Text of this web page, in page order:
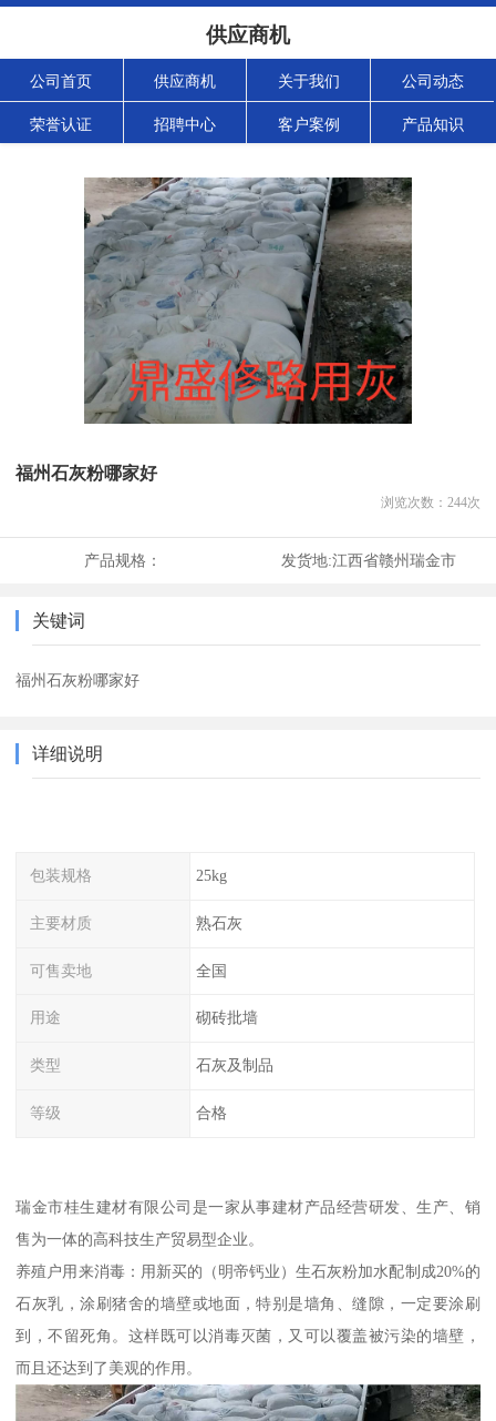
供应商机
公司首页 供应商机 关于我们 公司动态
荣誉认证 招聘中心 客户案例 产品知识
福州石灰粉哪家好
浏览次数： 244次
产品规格： 发货地:江西省赣州瑞金市
关键词
福州石灰粉哪家好
详细说明
包装规格 25kg
主要材质 熟石灰
可售卖地 全国
用途 砌砖批墙
类型 石灰及制品
等级 合格
瑞金市桂生建材有限公司是一家从事建材产品经营研发、生产、销
售为一体的高科技生产贸易型企业。
养殖户用来消毒：用新买的（明帝钙业）生石灰粉加水配制成20%的
石灰乳，涂刷猪舍的墙壁或地面，特别是墙角、缝隙，一定要涂刷
到，不留死角。这样既可以消毒灭菌，又可以覆盖被污染的墙壁，
而且还达到了美观的作用。